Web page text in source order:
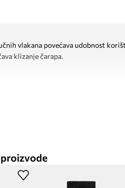
vlakana povećava udobnost
klizanje čarapa.